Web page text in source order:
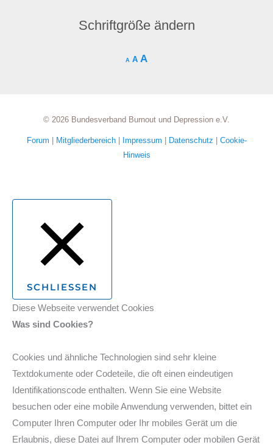
Schriftgröße ändern
A A A
© 2026 Bundesverband Burnout und Depression e.V.
Forum | Mitgliederbereich | Impressum | Datenschutz | Cookie-
Hinweis
SCHLIESSEN
Diese Webseite verwendet Cookies
Was sind Cookies?
Cookies und ähnliche Technologien sind sehr kleine
Textdokumente oder Codeteile, die oft einen eindeutigen
Identifikationscode enthalten. Wenn Sie eine Website
besuchen oder eine mobile Anwendung verwenden, bittet ein
Computer Ihren Computer oder Ihr mobiles Gerät um die
Erlaubnis, diese Datei auf Ihrem Computer oder mobilen Gerät